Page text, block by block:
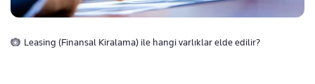
Leasing (Finansal Kiralama) ile hangi varlıklar elde edilir?